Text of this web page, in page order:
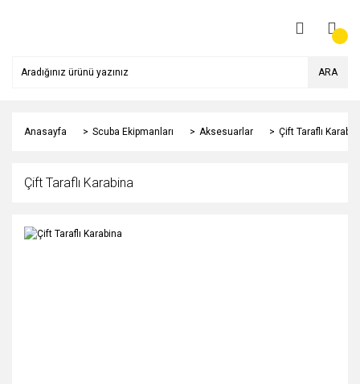
ARA
Anasayfa Scuba Ekipmanları Aksesuarlar Çift Taraflı
Çift Taraflı Karabina